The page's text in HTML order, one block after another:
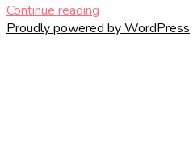
Continue reading
Proudly powered by WordPress